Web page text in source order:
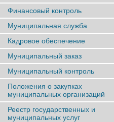
Финансовый контроль
Муниципальная служба
Кадровое обеспечение
Муниципальный заказ
Муниципальный контроль
Положения о закупках
муниципальных организаций
Реестр государственных и
муниципальных услуг